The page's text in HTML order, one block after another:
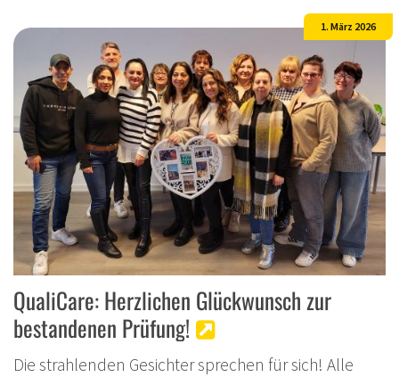
QualiCare: Herzlichen Glückwunsch zur
bestandenen Prüfung!
1. März 2026
Die strahlenden Gesichter sprechen für sich! Alle